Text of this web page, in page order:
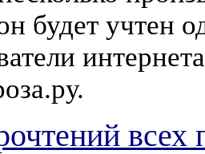
будет учтен
всех